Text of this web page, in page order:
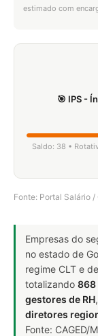
estimado com
🎯 IPS -
Saldo: 38 •
Fonte: Portal Salário
Empresas do
no estado de
regime CLT e
totalizando 868
gestores de RH,
diretores
Fonte: CAGED/